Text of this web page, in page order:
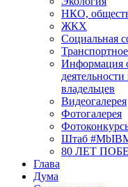
НКО,
ЖКХ
Социальная
Информация
владельцев
Видеогалерея
Фотогалерея
Штаб
80 ЛЕТ
Глава
Дума